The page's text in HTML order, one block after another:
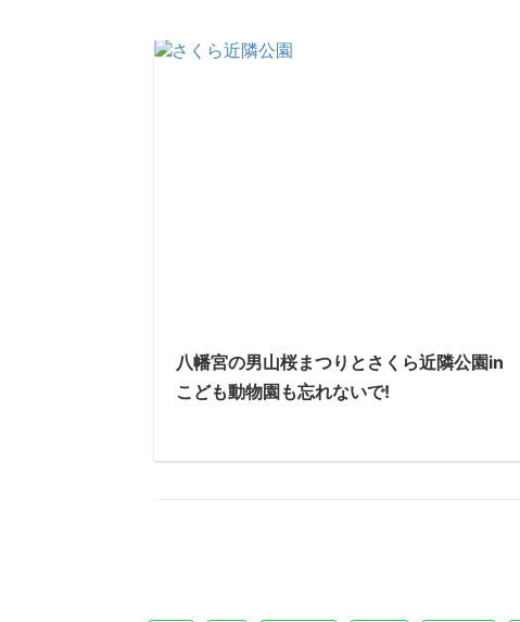
八幡宮の男山桜まつりとさくら近隣公園in
こども動物園も忘れないで!